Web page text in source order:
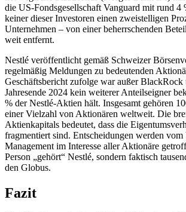
die US-Fondsgesellschaft Vanguard mit rund 4
keiner dieser Investoren einen zweistelligen
Unternehmen – von einer beherrschenden
weit entfernt.
Nestlé veröffentlicht gemäß Schweizer
regelmäßig Meldungen zu bedeutenden
Geschäftsbericht zufolge war außer
Jahresende 2024 kein weiterer Anteilseigner
% der Nestlé-Aktien hält. Insgesamt gehören
einer Vielzahl von Aktionären weltweit. Die
Aktienkapitals bedeutet, dass die
fragmentiert sind. Entscheidungen werden vom
Management im Interesse aller Aktionäre
Person „gehört“ Nestlé, sondern faktisch
den Globus.
Fazit